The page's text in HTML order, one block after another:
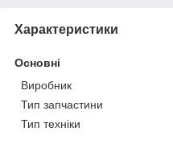
Характеристики
Основні
Виробник
Тип запчастини
Тип техніки